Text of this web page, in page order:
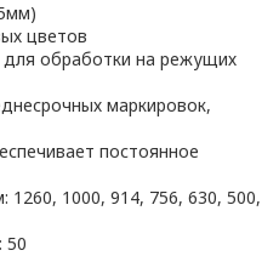
цветов
обработки на режущих
маркировок,
постоянное
1000, 914, 756, 630, 500,
50